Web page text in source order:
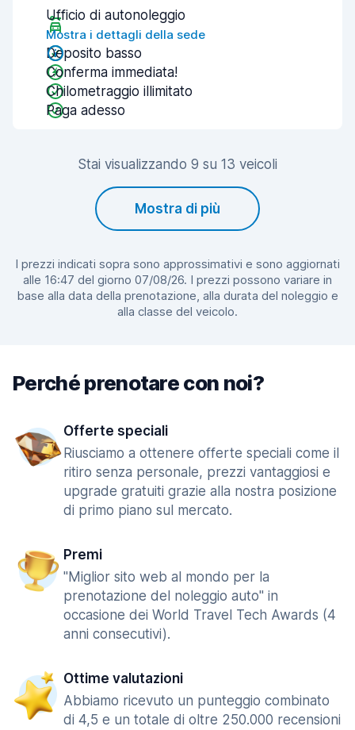
Ufficio di autonoleggio
Mostra i dettagli della sede
Deposito basso
Conferma immediata!
Chilometraggio illimitato
Paga adesso
Stai visualizzando 9 su 13 veicoli
Mostra di più
I prezzi indicati sopra sono approssimativi e sono aggiornati
alle 16:47 del giorno 07/08/26. I prezzi possono variare in
base alla data della prenotazione, alla durata del noleggio e
alla classe del veicolo.
Perché prenotare con noi?
Offerte speciali
Riusciamo a ottenere offerte speciali come il
ritiro senza personale, prezzi vantaggiosi e
upgrade gratuiti grazie alla nostra posizione
di primo piano sul mercato.
Premi
"Miglior sito web al mondo per la
prenotazione del noleggio auto" in
occasione dei World Travel Tech Awards (4
anni consecutivi).
Ottime valutazioni
Abbiamo ricevuto un punteggio combinato
di 4,5 e un totale di oltre 250.000 recensioni